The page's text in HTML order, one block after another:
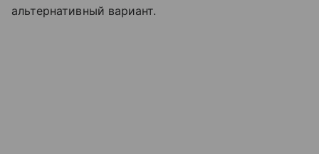
альтернативный вариант.